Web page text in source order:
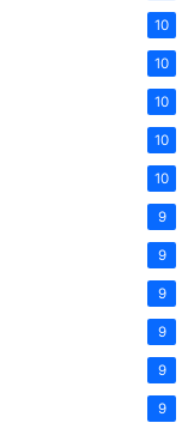
10
10
10
10
10
9
9
9
9
9
9